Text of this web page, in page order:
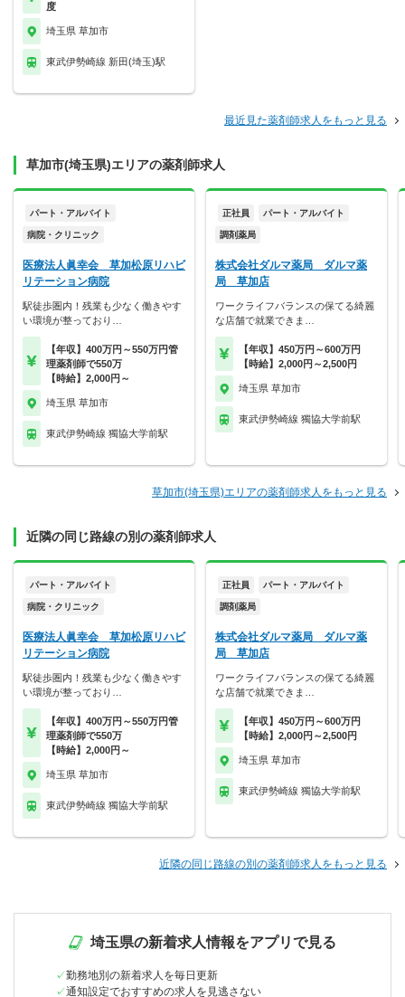
度
埼玉県 草加市
東武伊勢崎線 新田(埼玉)駅
最近見た薬剤師求人をもっと見る
草加市(埼玉県)エリアの薬剤師求人
パート・アルバイト
病院・クリニック
医療法人眞幸会 草加松原リハビ
リテーション病院
駅徒歩圏内！残業も少なく働きやす
い環境が整っており…
【年収】400万円～550万円管
理薬剤師で550万
【時給】2,000円～
埼玉県 草加市
東武伊勢崎線 獨協大学前駅
正社員 パート・アルバイト
調剤薬局
株式会社ダルマ薬局 ダルマ薬
局 草加店
ワークライフバランスの保てる綺麗
な店舗で就業できま…
【年収】450万円～600万円
【時給】2,000円～2,500円
埼玉県 草加市
東武伊勢崎線 獨協大学前駅
草加市(埼玉県)エリアの薬剤師求人をもっと見る
近隣の同じ路線の別の薬剤師求人
パート・アルバイト
病院・クリニック
医療法人眞幸会 草加松原リハビ
リテーション病院
駅徒歩圏内！残業も少なく働きやす
い環境が整っており…
【年収】400万円～550万円管
理薬剤師で550万
【時給】2,000円～
埼玉県 草加市
東武伊勢崎線 獨協大学前駅
正社員 パート・アルバイト
調剤薬局
株式会社ダルマ薬局 ダルマ薬
局 草加店
ワークライフバランスの保てる綺麗
な店舗で就業できま…
【年収】450万円～600万円
【時給】2,000円～2,500円
埼玉県 草加市
東武伊勢崎線 獨協大学前駅
近隣の同じ路線の別の薬剤師求人をもっと見る
埼玉県の新着求人情報をアプリで見る
勤務地別の新着求人を毎日更新
通知設定でおすすめの求人を見逃さない